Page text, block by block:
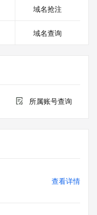
域名抢注
域名查询
所属账号查询
查看详情